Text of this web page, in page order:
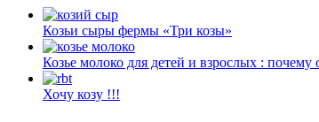
Козьи сыры фермы «Три козы»
Козье молоко для детей и взрослых : почему
Хочу козу !!!